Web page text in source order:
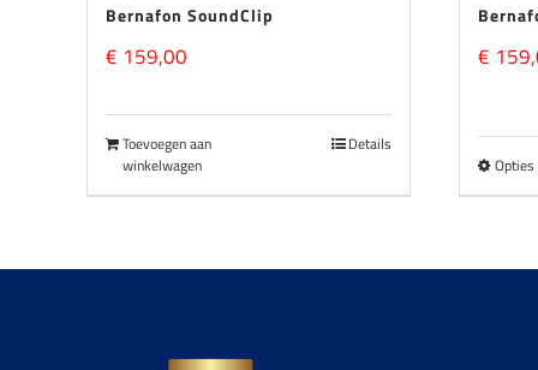
Bernafon SoundClip
€ 159,00
Toevoegen aan
winkelwagen
Details
€